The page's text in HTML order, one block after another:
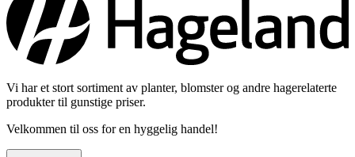
Vi har et stort sortiment av planter, blomster og andre hagerelaterte
produkter til gunstige priser.
Velkommen til oss for en hyggelig handel!